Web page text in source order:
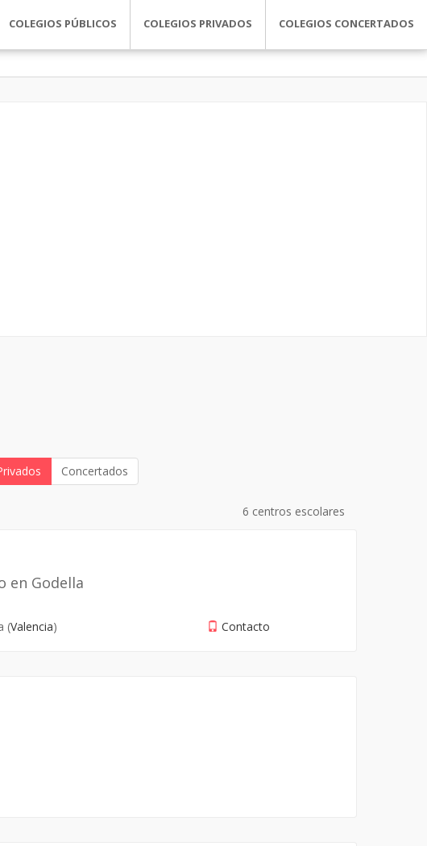
COLEGIOS PÚBLICOS COLEGIOS PRIVADOS COLEGIOS CONCERTADOS
Concertados
6 centros escolares
en Godella
(Valencia) Contacto